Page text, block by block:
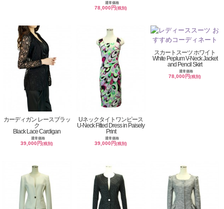
通常価格
78,000円(税別)
カーディガン レースブラッ
ク
Black Lace Cardigan
通常価格
39,000円(税別)
Uネックタイトワンピース
U-Neck Fitted Dress in Paisely
Print
通常価格
39,000円(税別)
スカートスーツ ホワイト
White Peplum V-Neck Jacket
and Pencil Skirt
通常価格
78,000円(税別)